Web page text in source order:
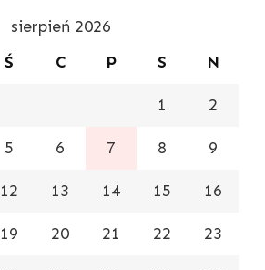
sierpień 2026
Ś C P S N
1 2
5 6 7 8 9
12 13 14 15 16
19 20 21 22 23